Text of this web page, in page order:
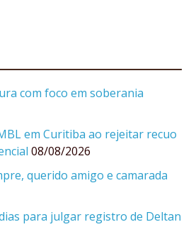
com foco em soberania
em Curitiba ao rejeitar recuo
08/08/2026
querido amigo e camarada
para julgar registro de Deltan